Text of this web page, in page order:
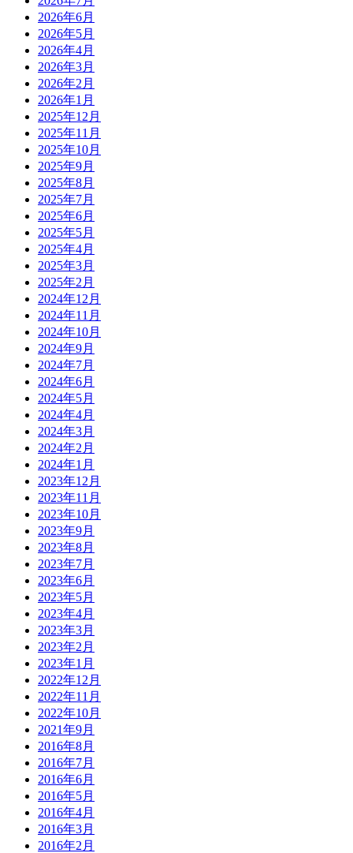
2026年6月
2026年5月
2026年4月
2026年3月
2026年2月
2026年1月
2025年12月
2025年11月
2025年10月
2025年9月
2025年8月
2025年7月
2025年6月
2025年5月
2025年4月
2025年3月
2025年2月
2024年12月
2024年11月
2024年10月
2024年9月
2024年7月
2024年6月
2024年5月
2024年4月
2024年3月
2024年2月
2024年1月
2023年12月
2023年11月
2023年10月
2023年9月
2023年8月
2023年7月
2023年6月
2023年5月
2023年4月
2023年3月
2023年2月
2023年1月
2022年12月
2022年11月
2022年10月
2021年9月
2016年8月
2016年7月
2016年6月
2016年5月
2016年4月
2016年3月
2016年2月